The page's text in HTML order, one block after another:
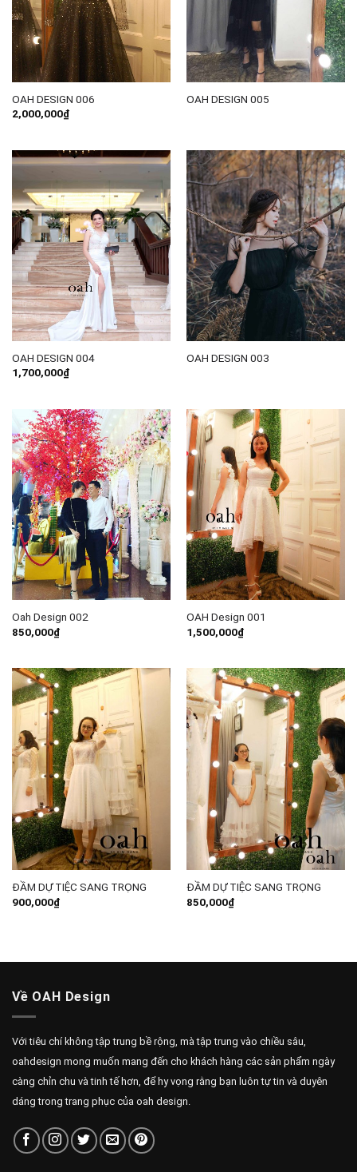
OAH DESIGN 006
2,000,000₫
OAH DESIGN 005
OAH DESIGN 004
1,700,000₫
OAH DESIGN 003
Oah Design 002
850,000₫
OAH Design 001
1,500,000₫
ĐẦM DỰ TIỆC SANG TRỌNG
900,000₫
ĐẦM DỰ TIỆC SANG TRỌNG
850,000₫
Về OAH Design
Với tiêu chí không tập trung bề rộng, mà tập trung vào chiều sâu,
oahdesign mong muốn mang đến cho khách hàng các sản phẩm ngày
càng chỉn chu và tinh tế hơn, để hy vọng rằng bạn luôn tự tin và duyên
dáng trong trang phục của oah design.